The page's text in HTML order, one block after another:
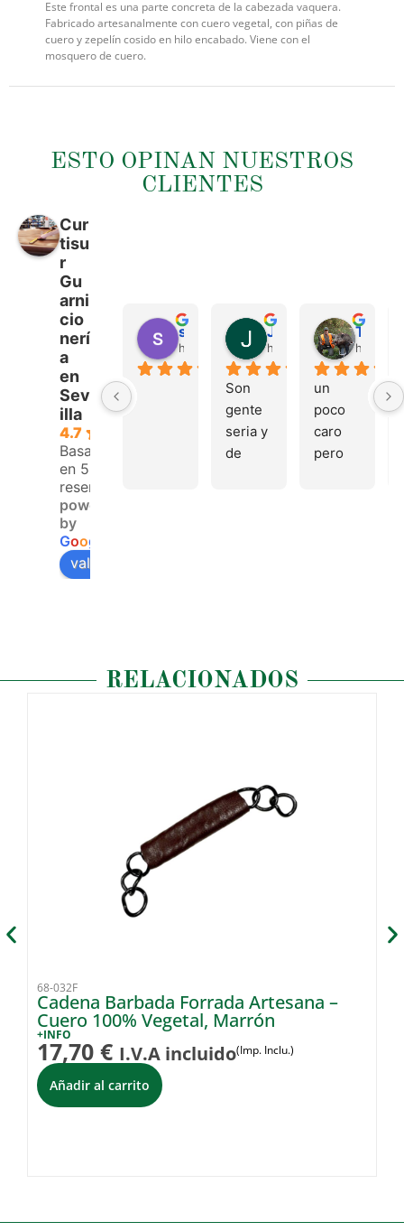
Este frontal es una parte concreta de la cabezada vaquera.
Fabricado artesanalmente con cuero vegetal, con piñas de
cuero y zepelín cosido en hilo encabado. Viene con el
mosquero de cuero.
ESTO OPINAN NUESTROS
CLIENTES
Cur
tisu
r
Gu
arni
cio
nerí
a
en
Sev
illa
4.7
Basado
en 53
reseñas.
powered
by
Goog
valóranos en
hace 4 meses hace 4 meses
Son
gente
seria y
de
hace 4
un
poco
caro
pero
RELACIONADOS
68-032F
Cadena Barbada Forrada Artesana –
Cuero 100% Vegetal, Marrón
+INFO
17,70 € I.V.A incluido(Imp. Inclu.)
Añadir al carrito